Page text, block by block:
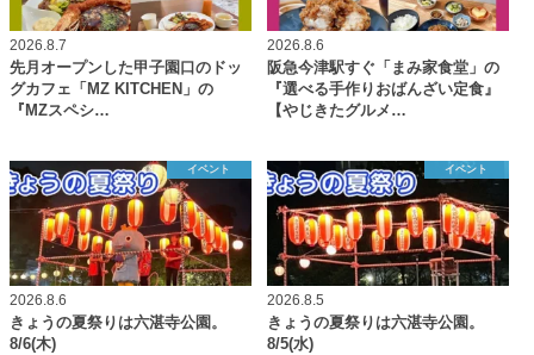
2026.8.7
先月オープンした甲子園口のドッ
グカフェ「MZ KITCHEN」の
『MZスペシ…
2026.8.6
阪急今津駅すぐ「まみ家食堂」の
『選べる手作りおばんざい定食』
【やじきたグルメ…
イベント
2026.8.6
きょうの夏祭りは六湛寺公園。
8/6(木)
イベント
2026.8.5
きょうの夏祭りは六湛寺公園。
8/5(水)